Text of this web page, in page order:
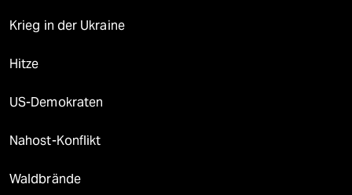
Krieg in der Ukraine
Hitze
US-Demokraten
Nahost-Konflikt
Waldbrände